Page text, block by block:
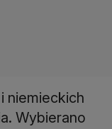
niemieckich
Wybierano